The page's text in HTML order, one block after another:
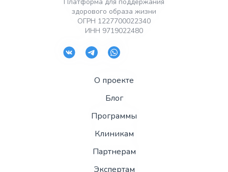
Платформа для поддержания
здорового образа жизни
ОГРН 1227700022340
ИНН 9719022480
О проекте
Блог
Программы
Клиникам
Партнерам
Экспертам